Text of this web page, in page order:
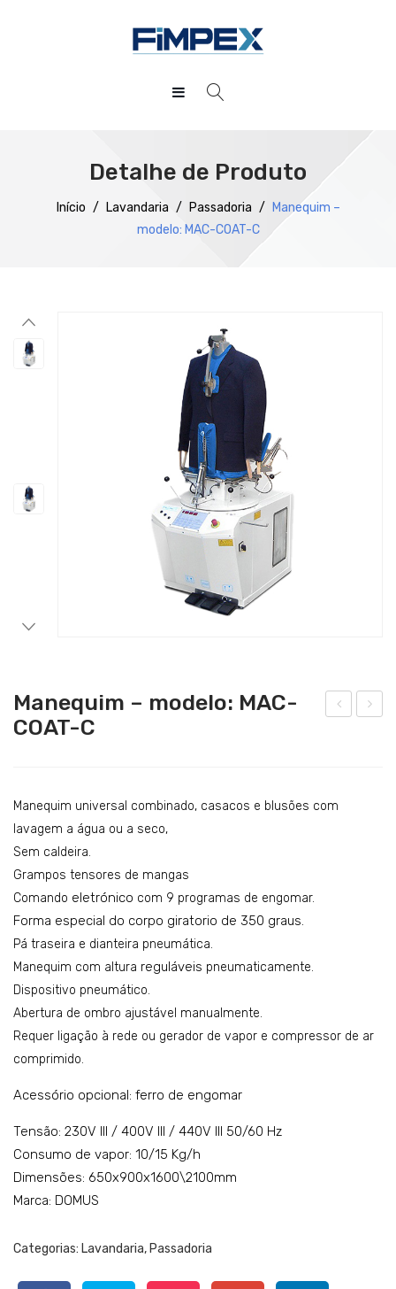
QUEM SOMOS
PRODUTOS
Preparação
Distribuição
Lavagem
Catering
Lavandaria
Acessórios
SERVIÇOS
DOWNLOADS
CONTACTOS
Detalhe de Produto
Início / Lavandaria / Passadoria /
Manequim –
modelo: MAC-COAT-C
mo
Manequim – modelo: MAC-
COAT-C
Manequim universal combinado, casacos e blusões com
lavagem a água ou a seco,
Sem caldeira.
Grampos tensores de mangas
Comando eletrónico com 9 programas de engomar.
Forma especial do corpo giratorio de 350 graus.
Pá traseira e dianteira pneumática.
Manequim com altura reguláveis pneumaticamente.
Dispositivo pneumático.
Abertura de ombro ajustável manualmente.
Requer ligação à rede ou gerador de vapor e compressor de ar
comprimido.
Acessório opcional: ferro de engomar
Tensão: 230V III / 400V III / 440V III 50/60 Hz
Consumo de vapor: 10/15 Kg/h
Dimensões: 650x900x1600\2100mm
Marca: DOMUS
Categorias: Lavandaria, Passadoria